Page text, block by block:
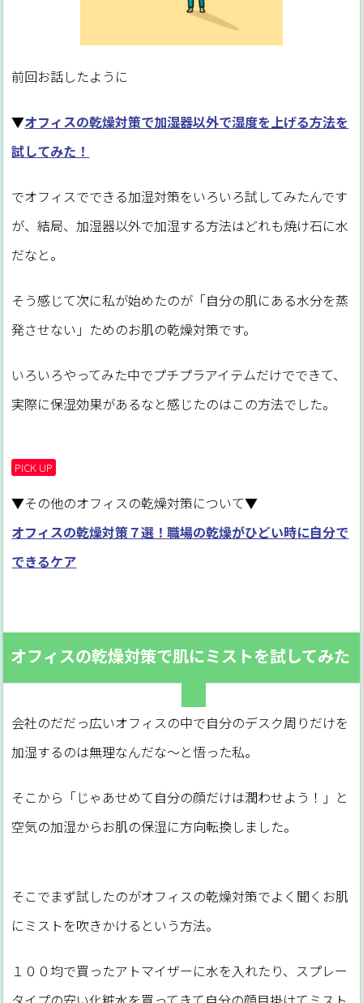
前回お話したように
▼オフィスの乾燥対策で加湿器以外で湿度を上げる方法を
試してみた！
でオフィスでできる加湿対策をいろいろ試してみたんです
が、結局、加湿器以外で加湿する方法はどれも焼け石に水
だなと。
そう感じて次に私が始めたのが「自分の肌にある水分を蒸
発させない」ためのお肌の乾燥対策です。
いろいろやってみた中でプチプラアイテムだけでできて、
実際に保湿効果があるなと感じたのはこの方法でした。
PICK UP
▼その他のオフィスの乾燥対策について▼
オフィスの乾燥対策７選！職場の乾燥がひどい時に自分で
できるケア
オフィスの乾燥対策で肌にミストを試してみた
会社のだだっ広いオフィスの中で自分のデスク周りだけを
加湿するのは無理なんだな～と悟った私。
そこから「じゃあせめて自分の顔だけは潤わせよう！」と
空気の加湿からお肌の保湿に方向転換しました。
そこでまず試したのがオフィスの乾燥対策でよく聞くお肌
にミストを吹きかけるという方法。
１００均で買ったアトマイザーに水を入れたり、スプレー